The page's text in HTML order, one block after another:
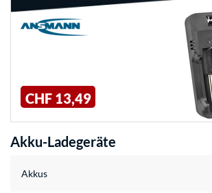
CHF 13,49
Akku-Ladegeräte
Akkus